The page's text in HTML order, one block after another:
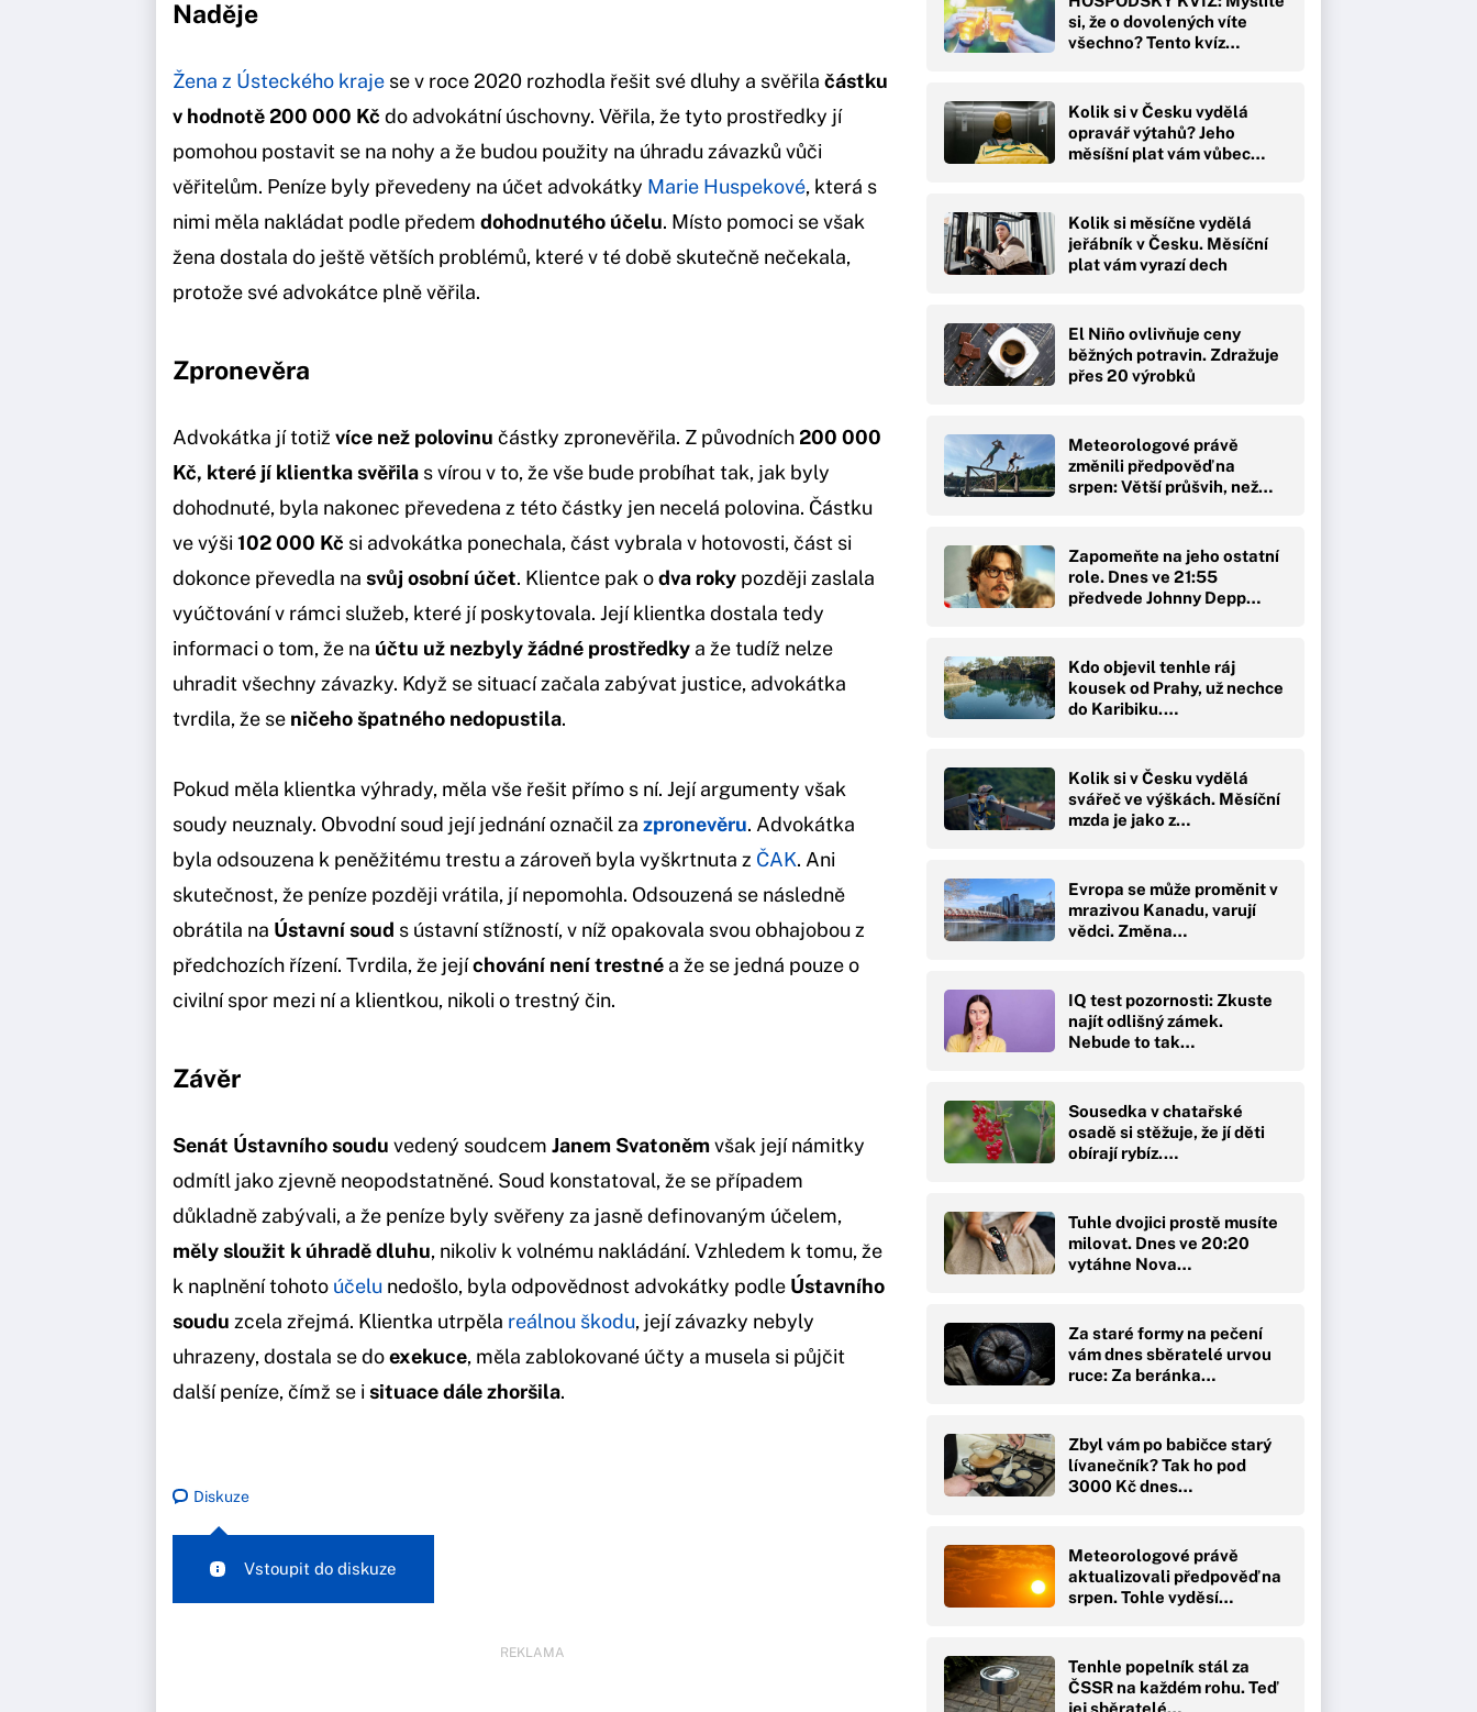
Naděje
Žena z Ústeckého kraje se v roce 2020 rozhodla řešit své dluhy a svěřila částku
v hodnotě 200 000 Kč do advokátní úschovny. Věřila, že tyto prostředky jí
pomohou postavit se na nohy a že budou použity na úhradu závazků vůči
věřitelům. Peníze byly převedeny na účet advokátky Marie Huspekové, která s
nimi měla nakládat podle předem dohodnutého účelu. Místo pomoci se však
žena dostala do ještě větších problémů, které v té době skutečně nečekala,
protože své advokátce plně věřila.
Zpronevěra
Advokátka jí totiž více než polovinu částky zpronevěřila. Z původních200 000
Kč, které jí klientka svěřila s vírou v to, že vše bude probíhat tak, jak byly
dohodnuté, byla nakonec převedena z této částky jen necelá polovina. Částku
ve výši 102 000 Kč si advokátka ponechala, část vybrala v hotovosti, část si
dokonce převedla na svůj osobní účet. Klientce pak odva roky později zaslala
vyúčtování v rámci služeb, které jí poskytovala. Její klientka dostala tedy
informaci o tom, že na účtu už nezbyly žádné prostředky a že tudíž nelze
uhradit všechny závazky. Když se situací začala zabývat justice, advokátka
tvrdila, že se ničeho špatného nedopustila.
Pokud měla klientka výhrady, měla vše řešit přímo s ní. Její argumenty však
soudy neuznaly. Obvodní soud její jednání označil za zpronevěru. Advokátka
byla odsouzena k peněžitému trestu a zároveň byla vyškrtnuta z ČAK. Ani
skutečnost, že peníze později vrátila, jí nepomohla. Odsouzená se následně
obrátila na Ústavní soud s ústavní stížností, v níž opakovala svou obhajobou z
předchozích řízení. Tvrdila, že jejíchování není trestné a že se jedná pouze o
civilní spor mezi ní a klientkou, nikoli o trestný čin.
Závěr
Senát Ústavního soudu vedený soudcem Janem Svatoněmvšak její námitky
odmítl jako zjevně neopodstatněné. Soud konstatoval, že se případem
důkladně zabývali, a že peníze byly svěřeny za jasně definovaným účelem,
měly sloužit k úhradě dluhu, nikoliv k volnému nakládání. Vzhledem k tomu, že
k naplnění tohoto účelu nedošlo, byla odpovědnost advokátky podle Ústavního
soudu zcela zřejmá. Klientka utrpěla reálnou škodu, její závazky nebyly
uhrazeny, dostala se doexekuce, měla zablokované účty a musela si půjčit
další peníze, čímž se i situace dále zhoršila.
Diskuze
Vstoupit do diskuze
REKLAMA
si, že o dovolených víte
všechno? Tento kvíz…
Kolik si v Česku vydělá
opravář výtahů? Jeho
měsíšní plat vám vůbec…
Kolik si měsíčne vydělá
jeřábník v Česku. Měsíční
plat vám vyrazí dech
El Niño ovlivňuje ceny
běžných potravin. Zdražuje
přes 20 výrobků
Meteorologové právě
změnili předpověď na
srpen: Větší průšvih, než…
Zapomeňte na jeho ostatní
role. Dnes ve 21:55
předvede Johnny Depp…
Kdo objevil tenhle ráj
kousek od Prahy, už nechce
do Karibiku.…
Kolik si v Česku vydělá
svářeč ve výškách. Měsíční
mzda je jako z…
Evropa se může proměnit v
mrazivou Kanadu, varují
vědci. Změna…
IQ test pozornosti: Zkuste
najít odlišný zámek.
Nebude to tak…
Sousedka v chatařské
osadě si stěžuje, že jí děti
obírají rybíz.…
Tuhle dvojici prostě musíte
milovat. Dnes ve 20:20
vytáhne Nova…
Za staré formy na pečení
vám dnes sběratelé urvou
ruce: Za beránka…
Zbyl vám po babičce starý
lívanečník? Tak ho pod
3000 Kč dnes…
Meteorologové právě
aktualizovali předpověď na
srpen. Tohle vyděsí…
Tenhle popelník stál za
ČSSR na každém rohu. Teď
jej sběratelé…